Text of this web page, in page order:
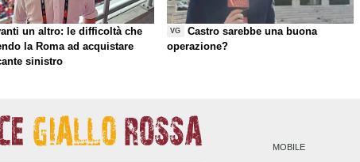
un altro: le difficoltà che
la Roma ad acquistare
sinistro
VG
Castro sarebbe una buona
operazione?
MOBILE